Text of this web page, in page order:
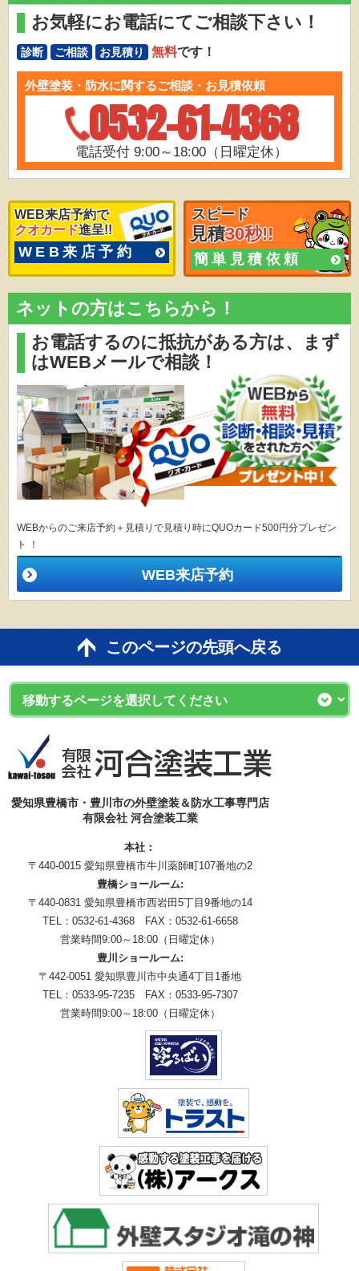
お気軽にお電話にてご相談下さい！
診断 ご相談 お見積り 無料です！
外壁塗装・防水に関するご相談・お見積依頼
0532-61-4368
電話受付 9:00～18:00（日曜定休）
WEB来店予約で
クオカード進呈!!
WEB来店予約
スピード
見積30秒!!
簡単見積依頼
ネットの方はこちらから！
お電話するのに抵抗がある方は、
まず
はWEBメールで相談！
WEBからのご来店予約＋見積りで見積り時にQUOカード500円分プレゼン
ト ！
WEB来店予約
このページの先頭へ戻る
愛知県豊橋市・豊川市の外壁塗装＆防水工事専門店
有限会社 河合塗装工業
本社：
〒440-0015 愛知県豊橋市牛川薬師町107番地の2
豊橋ショールーム:
〒440-0831 愛知県豊橋市西岩田5丁目9番地の14
TEL：0532-61-4368 FAX：0532-61-6658
営業時間9:00～18:00（日曜定休）
豊川ショールーム:
〒442-0051 愛知県豊川市中央通4丁目1番地
TEL：0533-95-7235 FAX：0533-95-7307
営業時間9:00～18:00（日曜定休）